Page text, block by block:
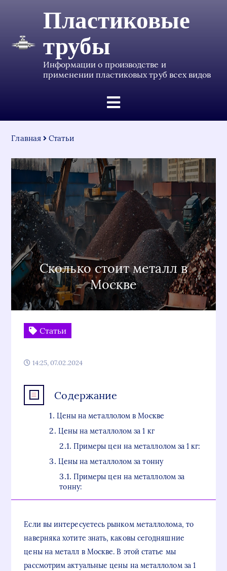
Пластиковые
трубы
Информации о производстве и
применении пластиковых труб всех видов
Главная Статьи
Сколько стоит металл в
Москве
Статьи
14:25, 07.02.2024
Содержание
Цены на металлолом в Москве
Цены на металлолом за 1 кг
Примеры цен на металлолом за 1 кг:
Цены на металлолом за тонну
Примеры цен на металлолом за
тонну:
Если вы интересуетесь рынком металлолома, то
наверняка хотите знать, каковы сегодняшние
цены на металл в Москве. В этой статье мы
рассмотрим актуальные цены на металлолом за 1